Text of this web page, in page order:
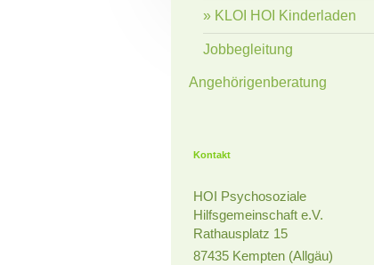
KLOI HOI Kinderladen
Jobbegleitung
Angehörigenberatung
Kontakt
HOI Psychosoziale
Hilfsgemeinschaft e.V.
Rathausplatz 15
87435 Kempten (Allgäu)